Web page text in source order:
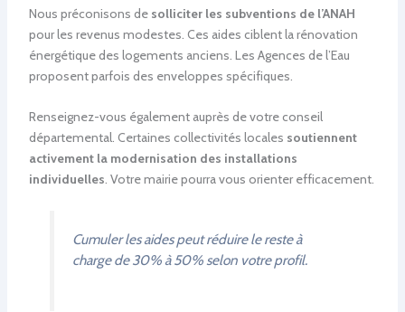
Nous préconisons de solliciter les subventions de l’ANAH
pour les revenus modestes. Ces aides ciblent la rénovation
énergétique des logements anciens. Les Agences de l’Eau
proposent parfois des enveloppes spécifiques.
Renseignez-vous également auprès de votre conseil
départemental. Certaines collectivités locales soutiennent
activement la modernisation des installations
individuelles. Votre mairie pourra vous orienter efficacement.
Cumuler les aides peut réduire le reste à
charge de 30% à 50% selon votre profil.